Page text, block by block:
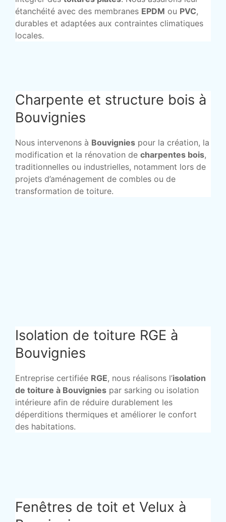
étanchéité avec des membranes EPDM ou PVC,
durables et adaptées aux contraintes climatiques
locales.
Charpente et structure bois à
Bouvignies
Nous intervenons à Bouvignies pour la création, la
modification et la rénovation de charpentes bois,
traditionnelles ou industrielles, notamment lors de
projets d’aménagement de combles ou de
transformation de toiture.
Isolation de toiture RGE à
Bouvignies
Entreprise certifiée RGE, nous réalisons l’isolation
de toiture à Bouvignies par sarking ou isolation
intérieure afin de réduire durablement les
déperditions thermiques et améliorer le confort
des habitations.
Fenêtres de toit et Velux à